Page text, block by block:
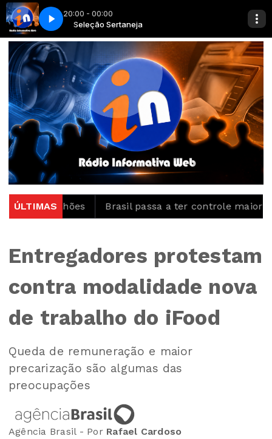
20:00 - 00:00
Seleção Sertaneja
escuro Ney dos Santos & Joaquim Reis - Óculos escuro
ÚLTIMAS
milhões Brasil passa a ter controle maior sobre
Entregadores protestam
contra modalidade nova
de trabalho do iFood
Queda de remuneração e maior
precarização são algumas das
preocupações
Agência Brasil - Por Rafael Cardoso